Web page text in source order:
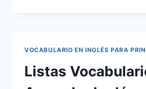
INGLÉS
(PLACES
VOCABULARIO EN INGLÉS PARA
Listas